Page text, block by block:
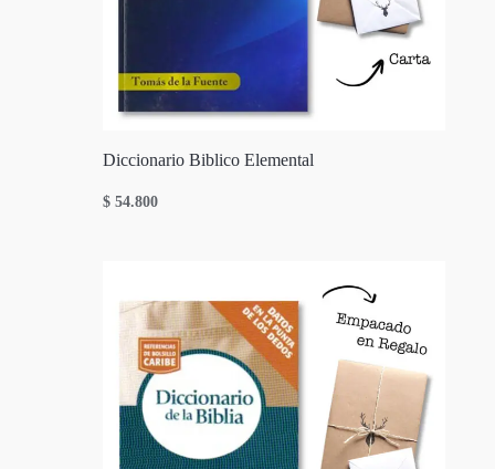
Diccionario Biblico Elemental
$ 54.800